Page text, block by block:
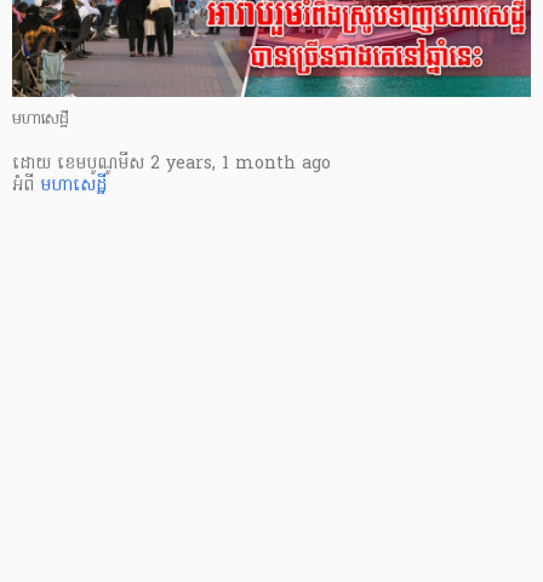
មហាសេដ្ឋី
ដោយ ​ ខេមបូណូមីស 2 years, 1 month ago
អំពី មហាសេដ្ឋី